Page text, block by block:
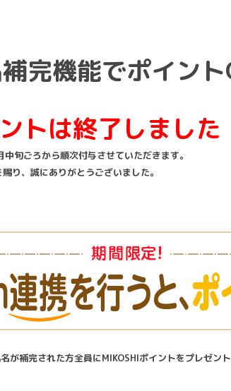
完機能でポイン
トは終了しました
旬ごろから順次付与させていただきます。
り、誠にありがとうございました。
が補完された方全員にMIKOSHIポイントをプレゼン